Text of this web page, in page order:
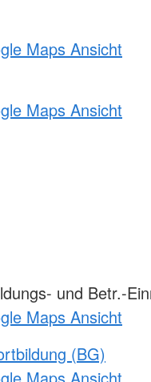
Maps Ansicht
Maps Ansicht
und Betr.-
Maps Ansicht
(BG)